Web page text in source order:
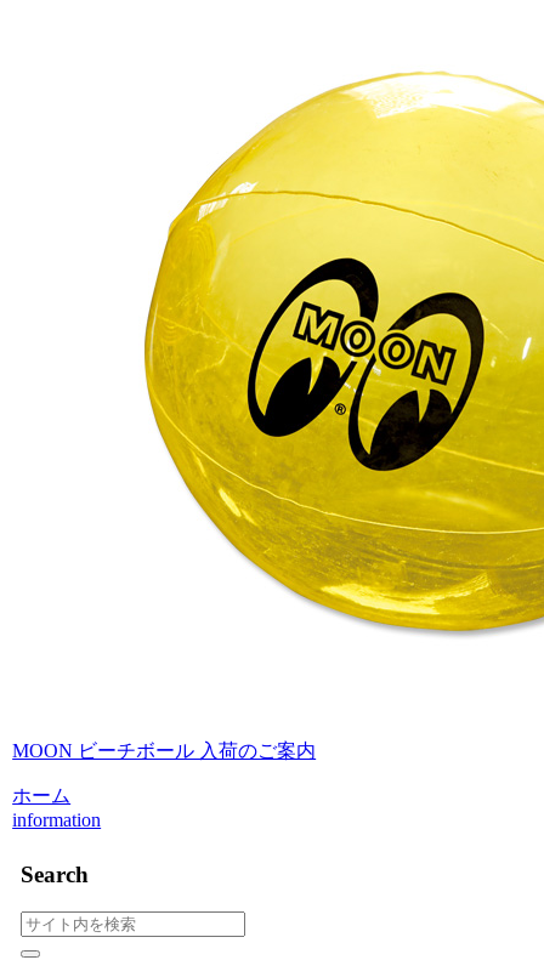
MOON ビーチボール 入荷のご案内
ホーム
information
Search